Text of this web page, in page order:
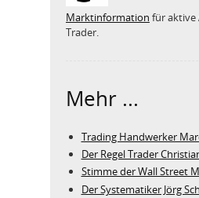
Marktinformation für aktive
Trader.
Mehr ...
Trading Handwerker
Der Regel Trader
Stimme der Wall Street
Der Systematiker Jörg